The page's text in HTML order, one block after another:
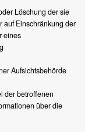
Löschung der sie
auf Einschränkung der
eines
Aufsichtsbehörde
der betroffenen
über die